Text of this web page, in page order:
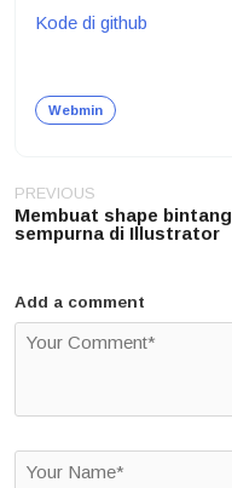
Kode di github
Webmin
Post
navigation
PREVIOUS
Membuat shape bintang
sempurna di Illustrator
Add a comment